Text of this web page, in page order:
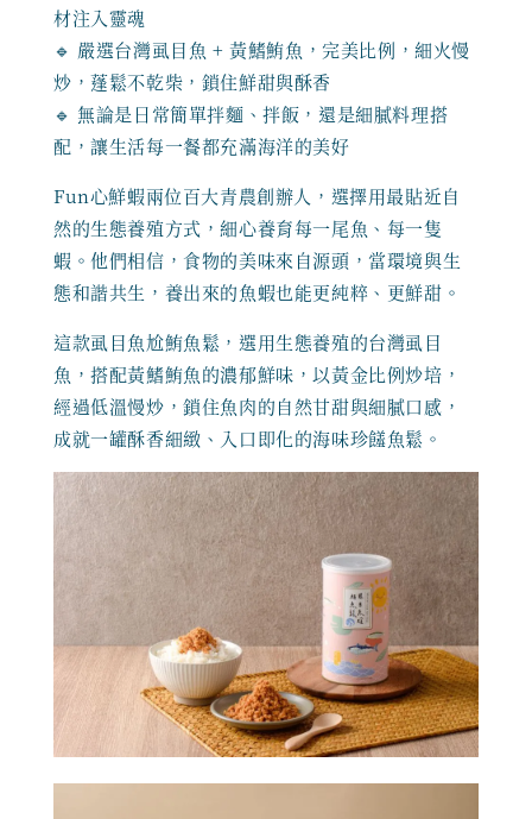
材注入靈魂
🔹 嚴選台灣虱目魚 + 黃鰭鮪魚，完美比例，細火慢
炒，蓬鬆不乾柴，鎖住鮮甜與酥香
🔹 無論是日常簡單拌麵、拌飯，還是細膩料理搭
配，讓生活每一餐都充滿海洋的美好
Fun心鮮蝦兩位百大青農創辦人，選擇用最貼近自
然的生態養殖方式，細心養育每一尾魚、每一隻
蝦。他們相信，食物的美味來自源頭，當環境與生
態和諧共生，養出來的魚蝦也能更純粹、更鮮甜。
這款虱目魚尬鮪魚鬆，選用生態養殖的台灣虱目
魚，搭配黃鰭鮪魚的濃郁鮮味，以黃金比例炒培，
經過低溫慢炒，鎖住魚肉的自然甘甜與細膩口感，
成就一罐酥香細緻、入口即化的海味珍饈魚鬆。